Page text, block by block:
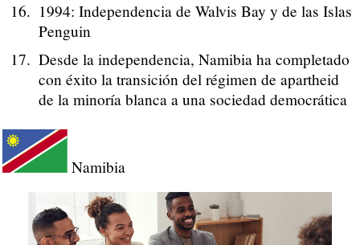
1994: Independencia de Walvis Bay y de las Islas
Penguin
Desde la independencia, Namibia ha completado
con éxito la transición del régimen de apartheid
de la minoría blanca a una sociedad democrática
Namibia